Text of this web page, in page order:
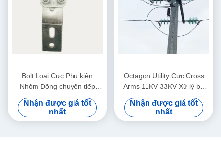
Bolt Loại Cực Phụ kiện
Nhôm Đồng chuyển tiếp
Thiết bị đầu cuối kẹp
Nhận được giá tốt
nhất
Octagon Utility Cực Cross
Arms 11KV 33KV Xử lý bề
mặt mạ kẽm nhúng nóng
Nhận được giá tốt
nhất